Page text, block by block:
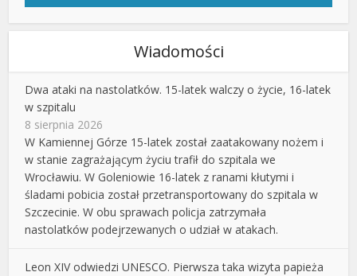
Wiadomości
Dwa ataki na nastolatków. 15-latek walczy o życie, 16-latek
w szpitalu
8 sierpnia 2026
W Kamiennej Górze 15-latek został zaatakowany nożem i
w stanie zagrażającym życiu trafił do szpitala we
Wrocławiu. W Goleniowie 16-latek z ranami kłutymi i
śladami pobicia został przetransportowany do szpitala w
Szczecinie. W obu sprawach policja zatrzymała
nastolatków podejrzewanych o udział w atakach.
Leon XIV odwiedzi UNESCO. Pierwsza taka wizyta papieża